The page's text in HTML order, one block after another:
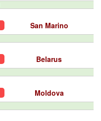
San Marino
Belarus
Moldova